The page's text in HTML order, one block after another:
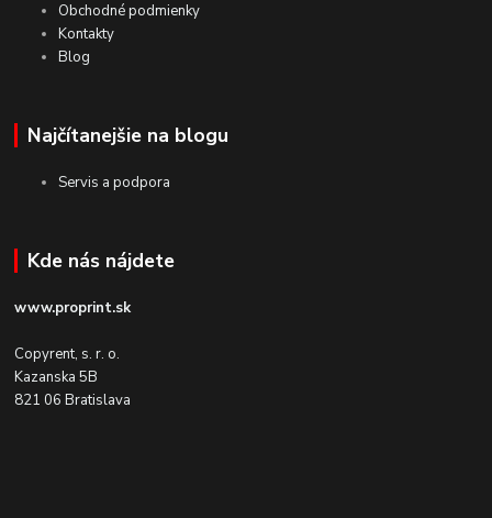
Obchodné podmienky
Kontakty
Blog
Najčítanejšie na blogu
Servis a podpora
Kde nás nájdete
www.proprint.sk
Copyrent, s. r. o.
Kazanska 5B
821 06 Bratislava